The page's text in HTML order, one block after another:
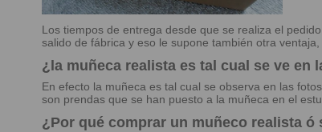
Los tiempos de entrega desde que se realiza el
salido de fábrica y eso le supone también otra
¿la muñeca realista es tal cual se ve en
En efecto la muñeca es tal cual se observa en las
son prendas que se han puesto a la muñeca en el
¿Por qué comprar un muñeco realista ó